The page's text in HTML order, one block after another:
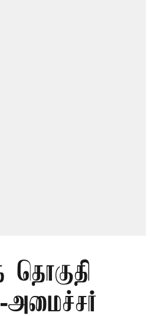
தொகுதி
அமைச்சர்